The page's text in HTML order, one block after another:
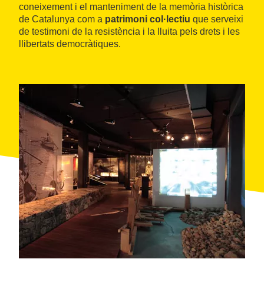
coneixement i el manteniment de la memòria històrica
de Catalunya com a patrimoni col·lectiu que serveixi
de testimoni de la resistència i la lluita pels drets i les
llibertats democràtiques.